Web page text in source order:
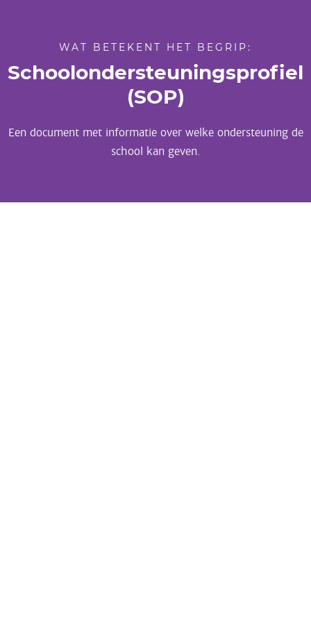
WAT BETEKENT HET BEGRIP:
Schoolondersteuningsprofiel
(SOP)
Een document met informatie over welke ondersteuning de
school kan geven.